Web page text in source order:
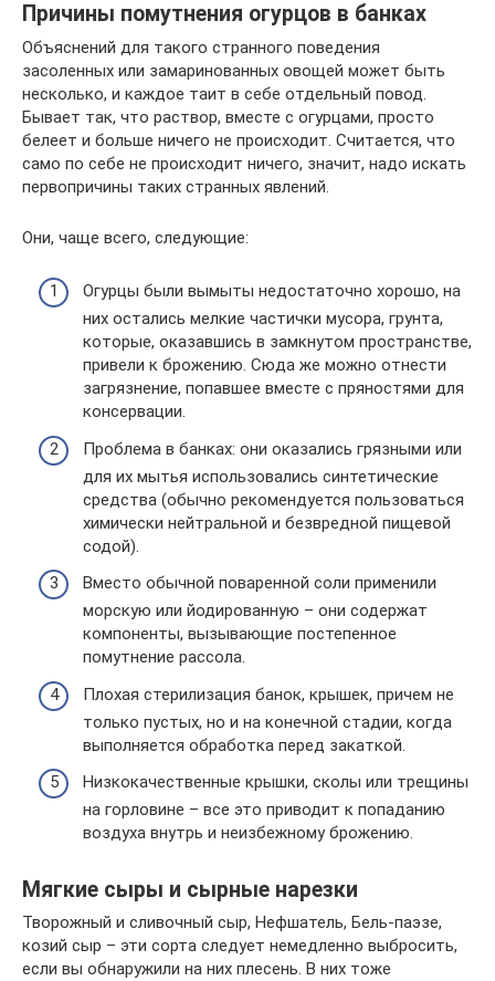
Причины помутнения огурцов в банках
Объяснений для такого странного поведения
засоленных или замаринованных овощей может быть
несколько, и каждое таит в себе отдельный повод.
Бывает так, что раствор, вместе с огурцами, просто
белеет и больше ничего не происходит. Считается, что
само по себе не происходит ничего, значит, надо искать
первопричины таких странных явлений.
Они, чаще всего, следующие:
Огурцы были вымыты недостаточно хорошо, на
них остались мелкие частички мусора, грунта,
которые, оказавшись в замкнутом пространстве,
привели к брожению. Сюда же можно отнести
загрязнение, попавшее вместе с пряностями для
консервации.
Проблема в банках: они оказались грязными или
для их мытья использовались синтетические
средства (обычно рекомендуется пользоваться
химически нейтральной и безвредной пищевой
содой).
Вместо обычной поваренной соли применили
морскую или йодированную – они содержат
компоненты, вызывающие постепенное
помутнение рассола.
Плохая стерилизация банок, крышек, причем не
только пустых, но и на конечной стадии, когда
выполняется обработка перед закаткой.
Низкокачественные крышки, сколы или трещины
на горловине – все это приводит к попаданию
воздуха внутрь и неизбежному брожению.
Мягкие сыры и сырные нарезки
Творожный и сливочный сыр, Нефшатель, Бель-паэзе,
козий сыр – эти сорта следует немедленно выбросить,
если вы обнаружили на них плесень. В них тоже